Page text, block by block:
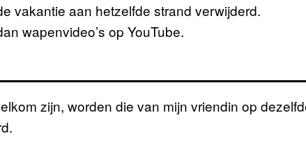
vakantie aan hetzelfde strand verwijderd.
wapenvideo’s op YouTube.
zijn, worden die van mijn vriendin op